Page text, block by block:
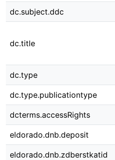
dc.subject.ddc
dc.title
dc.type
dc.type.publicationtype
dcterms.accessRights
eldorado.dnb.deposit
eldorado.dnb.zdberstkatid